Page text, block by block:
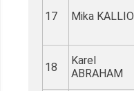
17 Mika KALLIO
18
Karel
ABRAHAM